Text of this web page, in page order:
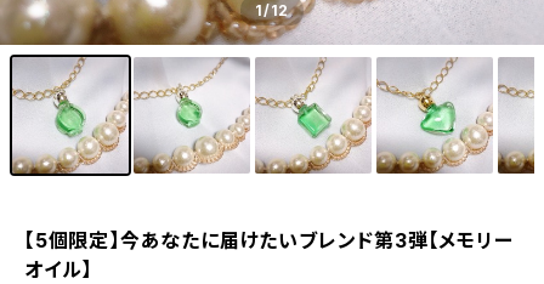
1/12
【5個限定】今あなたに届けたいブレンド第3弾【メモリー
オイル】